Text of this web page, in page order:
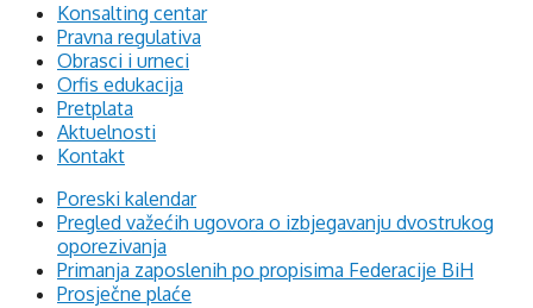
Konsalting centar
Pravna regulativa
Obrasci i urneci
Orfis edukacija
Pretplata
Aktuelnosti
Kontakt
Poreski kalendar
Pregled važećih ugovora o izbjegavanju dvostrukog
oporezivanja
Primanja zaposlenih po propisima Federacije BiH
Prosječne plaće